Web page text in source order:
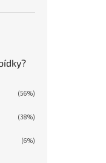
(56%)
(38%)
(6%)